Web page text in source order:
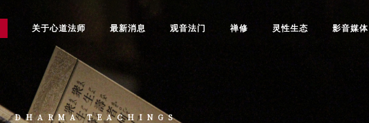
DHARMA TEACHINGS
关于心道法师 最新消息 观音法门 禅修 灵性生态 影音媒体